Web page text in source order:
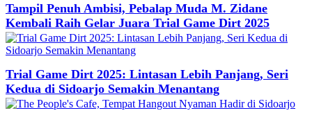
Tampil Penuh Ambisi, Pebalap Muda M. Zidane
Kembali Raih Gelar Juara Trial Game Dirt 2025
Trial Game Dirt 2025: Lintasan Lebih Panjang, Seri
Kedua di Sidoarjo Semakin Menantang